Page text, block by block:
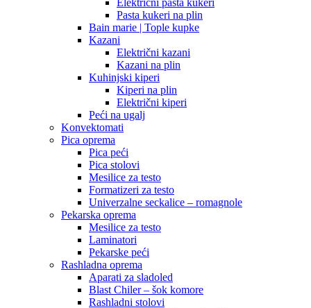
Električni pasta kukeri
Pasta kukeri na plin
Bain marie | Tople kupke
Kazani
Električni kazani
Kazani na plin
Kuhinjski kiperi
Kiperi na plin
Električni kiperi
Peći na ugalj
Konvektomati
Pica oprema
Pica peći
Pica stolovi
Mesilice za testo
Formatizeri za testo
Univerzalne seckalice – romagnole
Pekarska oprema
Mesilice za testo
Laminatori
Pekarske peći
Rashladna oprema
Aparati za sladoled
Blast Chiler – šok komore
Rashladni stolovi